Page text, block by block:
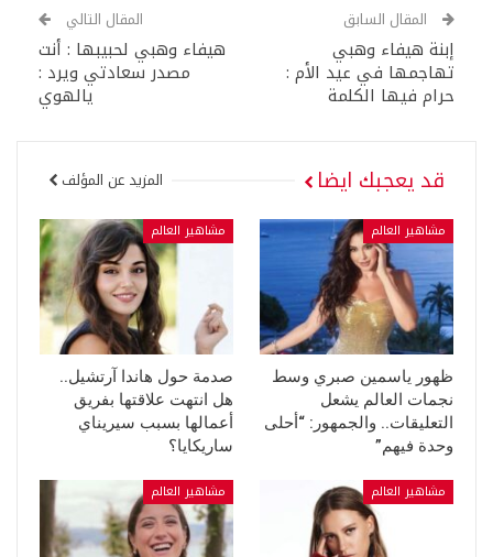
المقال السابق
إبنة هيفاء وهبي
تهاجمها في عيد الأم :
حرام فيها الكلمة
المقال التالي
هيفاء وهبي لحبيبها : أنت
مصدر سعادتي ويرد :
يالهوي
قد يعجبك ايضا المزيد عن المؤلف
مشاهير العالم
ظهور ياسمين صبري وسط
نجمات العالم يشعل
التعليقات.. والجمهور: “أحلى
وحدة فيهم”
مشاهير العالم
صدمة حول هاندا آرتشيل..
هل انتهت علاقتها بفريق
أعمالها بسبب سيريناي
ساريكايا؟
مشاهير العالم مشاهير العالم